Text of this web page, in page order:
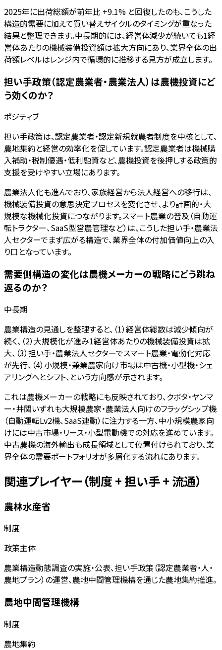
2025年に出荷総額が前年比 +9.1% と回復したのも、こうした
構造的需要に加えて買い替えサイクルのタイミングが重なった
結果と整理できます。中長期的には、経営体減少が続いても1経
営体あたりの機械装備投資額は拡大方向にあり、業界全体の出
荷額レベルはレンジ内で循環的に推移する見方が成立します。
担い手政策（認定農業者・農業法人）は農機投資にど
う効くのか？
ポジティブ
担い手政策は、認定農業者・認定新規就農者制度を中核として、
農地集約と経営の効率化を促しています。認定農業者は機械購
入補助・税制優遇・低利融資など、農機投資を後押しする政策的
支援を受けやすい立場にあります。
農業法人化も進んでおり、家族経営から法人経営への移行は、
機械装備投資の意思決定プロセスを変化させ、より計画的・大
規模な機械化投資につながります。スマート農業の普及（自動運
転トラクター、SaaS型営農管理など）は、こうした担い手・農業法
人セクターでまず広がる構造で、業界全体の付加価値向上の入
り口となっています。
需要側構造の変化は農機メーカーの戦略にどう跳ね
返るのか？
中長期
農業構造の見通しを整理すると、（1）経営体総数は減少傾向が
続く、（2）大規模化が進み1経営体あたりの機械装備投資は拡
大、（3）担い手・農業法人セクターでスマート農業・電動化対応
が先行、（4）小規模・兼業農家向け市場は中古機・小型機・シェ
アリングへとシフト、という方向感が示されます。
これは農機メーカーの戦略にも反映されており、クボタ・ヤンマ
ー・井関いずれも大規模農家・農業法人向けのフラッグシップ機
（自動運転Lv2機、SaaS連動）に注力する一方、中小規模農家向
けには中古市場・リース・小型電動機での対応を進めています。
中古農機の海外輸出も成長領域として位置付けられており、業
界全体の需要ポートフォリオが多層化する流れにあります。
関連プレイヤー（制度 + 担い手 + 流通）
農林水産省
制度
政策主体
農業構造動態調査の実施・公表、担い手政策（認定農業者・人・
農地プラン）の運営、農地中間管理機構を通じた農地集約推進。
農地中間管理機構
制度
農地集約